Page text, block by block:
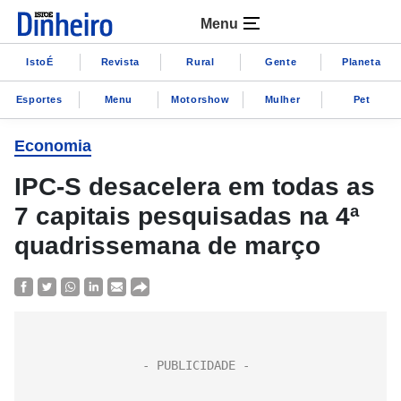
Menu
IstoÉ Revista Rural Gente Planeta
Esportes Menu Motorshow Mulher Pet
Economia
IPC-S desacelera em todas as
7 capitais pesquisadas na 4ª
quadrissemana de março